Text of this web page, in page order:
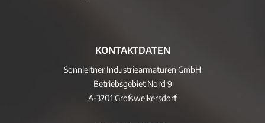
KONTAKTDATEN
Sonnleitner Industriearmaturen GmbH
Betriebsgebiet Nord 9
A-3701 Großweikersdorf